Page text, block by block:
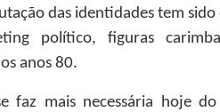
das identidades tem sido
político, figuras
anos 80.
faz mais necessária hoje